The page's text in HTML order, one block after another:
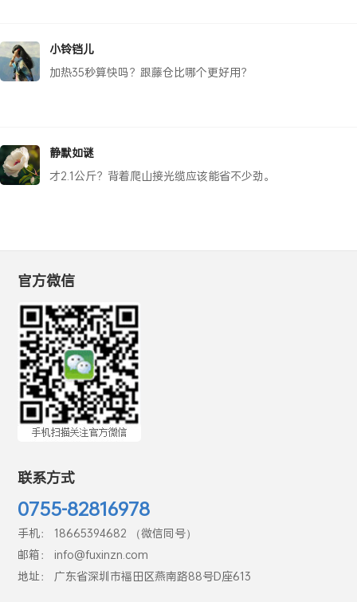
小铃铛儿
加热35秒算快吗？跟藤仓比哪个更好用？
静默如谜
才2.1公斤？背着爬山接光缆应该能省不少劲。
官方微信
联系方式
0755-82816978
手机： 18665394682 （微信同号）
邮箱： info@fuxinzn.com
地址： 广东省深圳市福田区燕南路88号D座613